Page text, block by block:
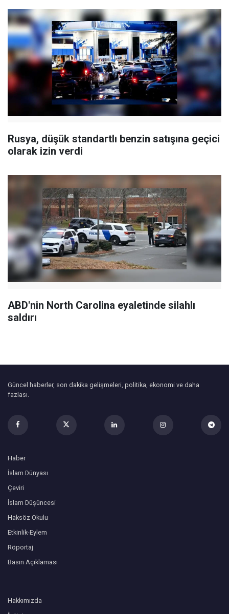
Rusya, düşük standartlı benzin satışına geçici
olarak izin verdi
ABD'nin North Carolina eyaletinde silahlı
saldırı
Güncel haberler, son dakika gelişmeleri, politika, ekonomi ve daha
fazlası.
Haber
İslam Dünyası
Çeviri
İslam Düşüncesi
Haksöz Okulu
Etkinlik-Eylem
Röportaj
Basın Açıklaması
Hakkımızda